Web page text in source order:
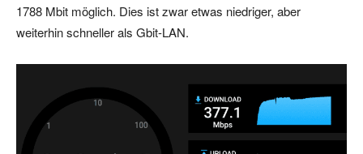
1788 Mbit möglich. Dies ist zwar etwas niedriger, aber
weiterhin schneller als Gbit-LAN.